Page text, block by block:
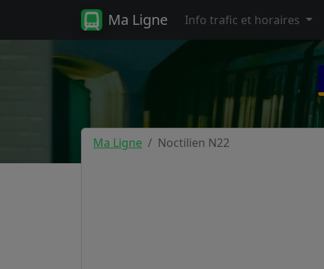
Ma Ligne Info trafic et horaires
Ma Ligne Noctilien N22